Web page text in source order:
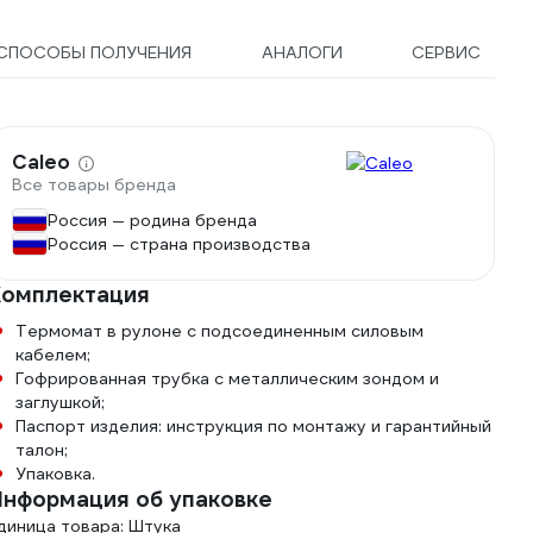
ПОЛУЧЕНИЯ АНАЛОГИ СЕРВИС
Caleo
Все товары бренда
Россия — родина бренда
Россия — страна производства
Термомат в рулоне с подсоединенным силовым
кабелем;
Гофрированная трубка с металлическим зондом и
заглушкой;
Паспорт изделия: инструкция по монтажу и гарантийный
талон;
Упаковка.
об упаковке
товара: Штука